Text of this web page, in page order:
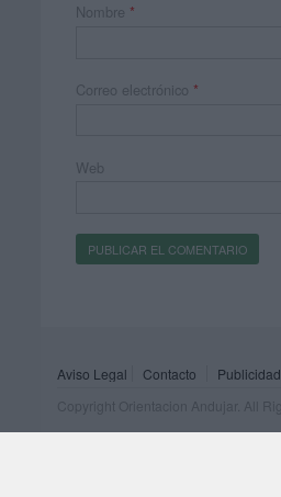
Nombre *
Correo electrónico *
Web
Aviso Legal Contacto Publicidad